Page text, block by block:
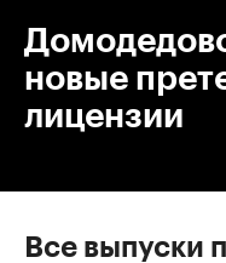
новые
лицензии
Все выпуски